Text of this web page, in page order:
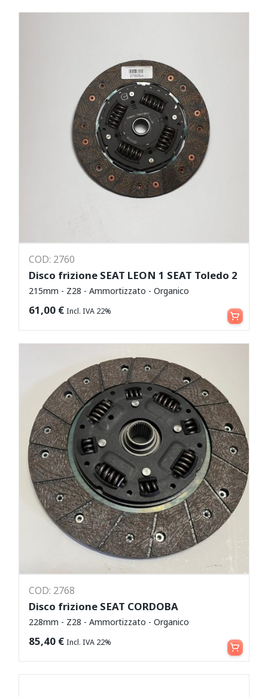
COD: 2760
Disco frizione SEAT LEON 1 SEAT Toledo 2
215mm - Z28 - Ammortizzato - Organico
61,00 € Incl. IVA 22% Aggiungi al carrello
COD: 2768
Disco frizione SEAT CORDOBA
228mm - Z28 - Ammortizzato - Organico
85,40 € Incl. IVA 22% Aggiungi al carrello